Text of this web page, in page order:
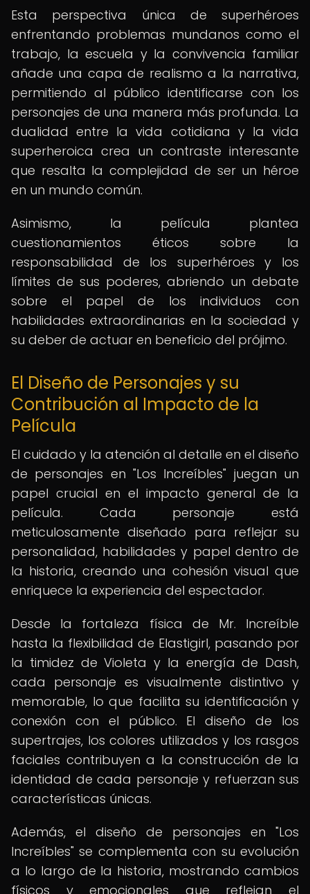
Esta perspectiva única de superhéroes
enfrentando problemas mundanos como el
trabajo, la escuela y la convivencia familiar
añade una capa de realismo a la narrativa,
permitiendo al público identificarse con los
personajes de una manera más profunda. La
dualidad entre la vida cotidiana y la vida
superheroica crea un contraste interesante
que resalta la complejidad de ser un héroe
en un mundo común.
Asimismo, la película plantea
cuestionamientos éticos sobre la
responsabilidad de los superhéroes y los
límites de sus poderes, abriendo un debate
sobre el papel de los individuos con
habilidades extraordinarias en la sociedad y
su deber de actuar en beneficio del prójimo.
El Diseño de Personajes y su
Contribución al Impacto de la
Película
El cuidado y la atención al detalle en el diseño
de personajes en "Los Increíbles" juegan un
papel crucial en el impacto general de la
película. Cada personaje está
meticulosamente diseñado para reflejar su
personalidad, habilidades y papel dentro de
la historia, creando una cohesión visual que
enriquece la experiencia del espectador.
Desde la fortaleza física de Mr. Increíble
hasta la flexibilidad de Elastigirl, pasando por
la timidez de Violeta y la energía de Dash,
cada personaje es visualmente distintivo y
memorable, lo que facilita su identificación y
conexión con el público. El diseño de los
supertrajes, los colores utilizados y los rasgos
faciales contribuyen a la construcción de la
identidad de cada personaje y refuerzan sus
características únicas.
Además, el diseño de personajes en "Los
Increíbles" se complementa con su evolución
a lo largo de la historia, mostrando cambios
físicos y emocionales que reflejan el